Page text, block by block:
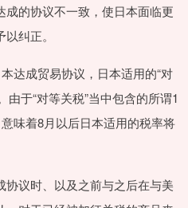
的协议不一致，使日本面临更
纠正。
成贸易协议，日本适用的“对
由于“对等关税”当中包含的所谓1
味着8月以后日本适用的税率将
议时、以及之前与之后在与美